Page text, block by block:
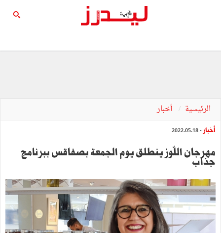
الرئيسية أخبار
أخبار - 2022.05.18
مهرجان اللّوز ينطلق يوم الجمعة بصفاقس ببرنامج
جذاب